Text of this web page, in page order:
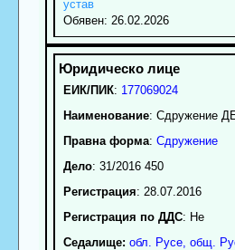
устав
Обявен: 26.02.2026
ЕИК/ПИК: 177069024
Наименование: Сдружение
Правна форма: Сдружение
Дело: 31/2016 450
Регистрация: 28.07.2016
Регистрация по ДДС: Нe
Седалище: обл. Русе, общ.